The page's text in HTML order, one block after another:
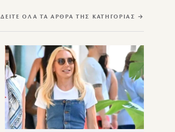
ΔΕΊΤΕ ΌΛΑ ΤΑ ΆΡΘΡΑ ΤΗΣ ΚΑΤΗΓΟΡΊΑΣ →